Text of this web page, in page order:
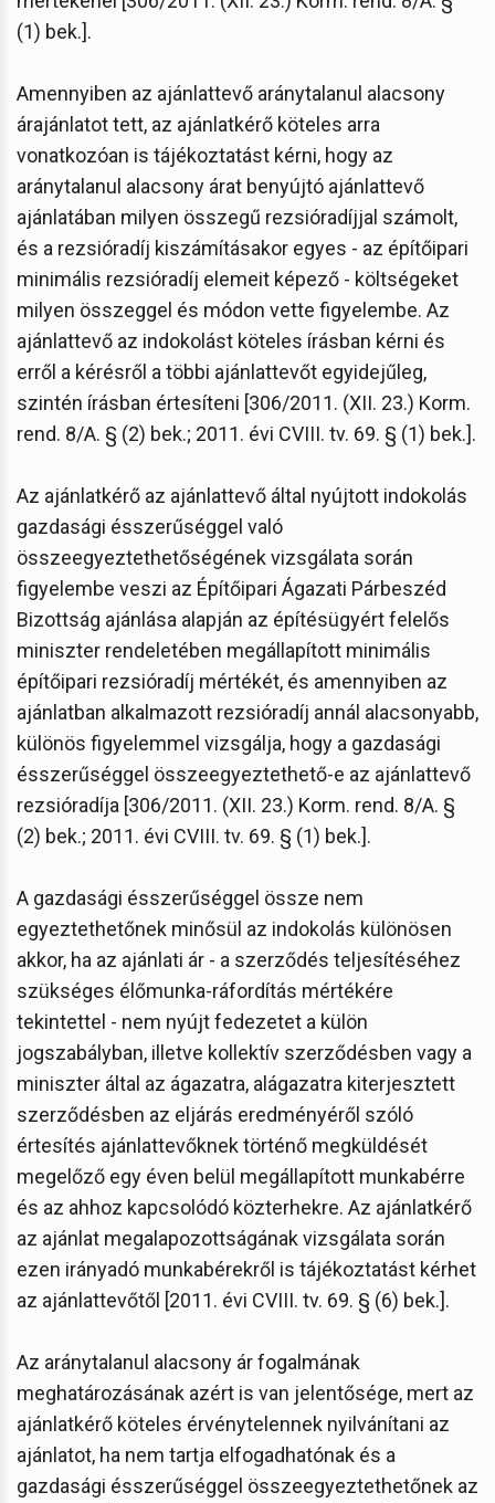
(1) bek.].
Amennyiben az ajánlattevő aránytalanul alacsony
árajánlatot tett, az ajánlatkérő köteles arra
vonatkozóan is tájékoztatást kérni, hogy az
aránytalanul alacsony árat benyújtó ajánlattevő
ajánlatában milyen összegű rezsióradíjjal számolt,
és a rezsióradíj kiszámításakor egyes - az építőipari
minimális rezsióradíj elemeit képező - költségeket
milyen összeggel és módon vette figyelembe. Az
ajánlattevő az indokolást köteles írásban kérni és
erről a kérésről a többi ajánlattevőt egyidejűleg,
szintén írásban értesíteni [306/2011. (XII. 23.) Korm.
rend. 8/A. § (2) bek.; 2011. évi CVIII. tv. 69. § (1) bek.].
Az ajánlatkérő az ajánlattevő által nyújtott indokolás
gazdasági ésszerűséggel való
összeegyeztethetőségének vizsgálata során
figyelembe veszi az Építőipari Ágazati Párbeszéd
Bizottság ajánlása alapján az építésügyért felelős
miniszter rendeletében megállapított minimális
építőipari rezsióradíj mértékét, és amennyiben az
ajánlatban alkalmazott rezsióradíj annál alacsonyabb,
különös figyelemmel vizsgálja, hogy a gazdasági
ésszerűséggel összeegyeztethető-e az ajánlattevő
rezsióradíja [306/2011. (XII. 23.) Korm. rend. 8/A. §
(2) bek.; 2011. évi CVIII. tv. 69. § (1) bek.].
A gazdasági ésszerűséggel össze nem
egyeztethetőnek minősül az indokolás különösen
akkor, ha az ajánlati ár - a szerződés teljesítéséhez
szükséges élőmunka-ráfordítás mértékére
tekintettel - nem nyújt fedezetet a külön
jogszabályban, illetve kollektív szerződésben vagy a
miniszter által az ágazatra, alágazatra kiterjesztett
szerződésben az eljárás eredményéről szóló
értesítés ajánlattevőknek történő megküldését
megelőző egy éven belül megállapított munkabérre
és az ahhoz kapcsolódó közterhekre. Az ajánlatkérő
az ajánlat megalapozottságának vizsgálata során
ezen irányadó munkabérekről is tájékoztatást kérhet
az ajánlattevőtől [2011. évi CVIII. tv. 69. § (6) bek.].
Az aránytalanul alacsony ár fogalmának
meghatározásának azért is van jelentősége, mert az
ajánlatkérő köteles érvénytelennek nyilvánítani az
ajánlatot, ha nem tartja elfogadhatónak és a
gazdasági ésszerűséggel összeegyeztethetőnek az